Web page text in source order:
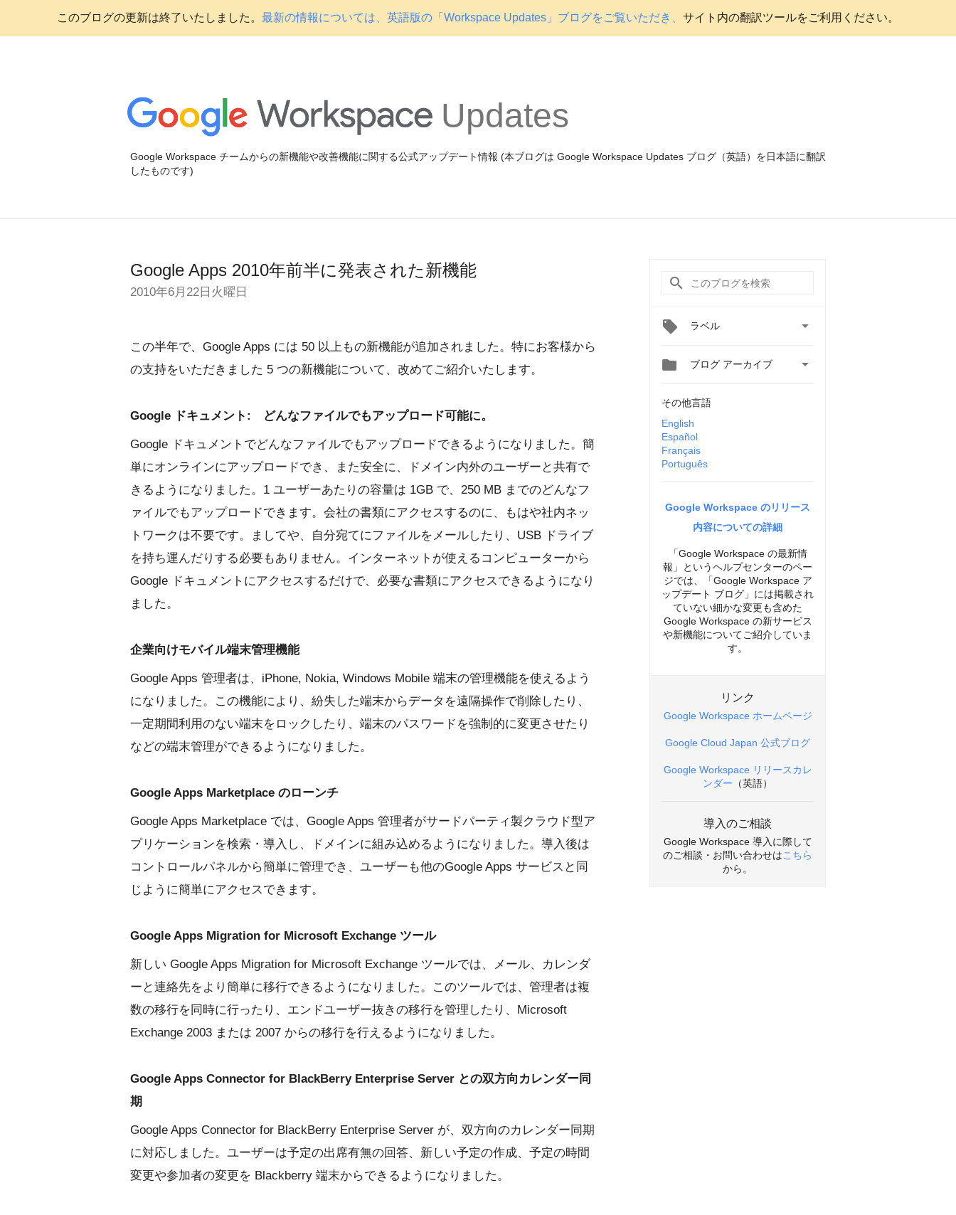
このブログの更新は終了いたしました。 最新の情報については、英語版の「Workspace Updates」ブログをご覧いただき、 サイト内の翻訳ツールをご利用ください。
Updates
Google Workspace チームからの新機能や改善機能に関する公式アップデート情報 (本ブログは Google Workspace Updates ブログ（英語）を日本語に翻訳
したものです)
Google Apps 2010年前半に発表された新機能
2010年6月22日火曜日
この半年で、Google Apps には 50 以上もの新機能が追加されました。特にお客様から
の支持をいただきました 5 つの新機能について、改めてご紹介いたします。
Google ドキュメント: どんなファイルでもアップロード可能に。
Google ドキュメントでどんなファイルでもアップロードできるようになりました。簡
単にオンラインにアップロードでき、また安全に、ドメイン内外のユーザーと共有で
きるようになりました。1 ユーザーあたりの容量は 1GB で、250 MB までのどんなフ
ァイルでもアップロードできます。会社の書類にアクセスするのに、もはや社内ネッ
トワークは不要です。ましてや、自分宛てにファイルをメールしたり、USB ドライブ
を持ち運んだりする必要もありません。インターネットが使えるコンピューターから
Google ドキュメントにアクセスするだけで、必要な書類にアクセスできるようになり
ました。
企業向けモバイル端末管理機能
Google Apps 管理者は、iPhone, Nokia, Windows Mobile 端末の管理機能を使えるよう
になりました。この機能により、紛失した端末からデータを遠隔操作で削除したり、
一定期間利用のない端末をロックしたり、端末のパスワードを強制的に変更させたり
などの端末管理ができるようになりました。
Google Apps Marketplace のローンチ
Google Apps Marketplace では、Google Apps 管理者がサードパーティ製クラウド型ア
プリケーションを検索・導入し、ドメインに組み込めるようになりました。導入後は
コントロールパネルから簡単に管理でき、ユーザーも他のGoogle Apps サービスと同
じように簡単にアクセスできます。
Google Apps Migration for Microsoft Exchange ツール
新しい Google Apps Migration for Microsoft Exchange ツールでは、メール、カレンダ
ーと連絡先をより簡単に移行できるようになりました。このツールでは、管理者は複
数の移行を同時に行ったり、エンドユーザー抜きの移行を管理したり、Microsoft
Exchange 2003 または 2007 からの移行を行えるようになりました。
Google Apps Connector for BlackBerry Enterprise Server との双方向カレンダー同
期
Google Apps Connector for BlackBerry Enterprise Server が、双方向のカレンダー同期
に対応しました。ユーザーは予定の出席有無の回答、新しい予定の作成、予定の時間
変更や参加者の変更を Blackberry 端末からできるようになりました。
ラベル 
 ブログ アーカイブ 
その他言語
English
Español
Français
Português
Google Workspace のリリース
内容についての詳細
「Google Workspace の最新情
報」というヘルプセンターのペー
ジでは、「Google Workspace ア
ップデート ブログ」には掲載され
ていない細かな変更も含めた
Google Workspace の新サービス
や新機能についてご紹介していま
す。
リンク
Google Workspace ホームページ
Google Cloud Japan 公式ブログ
Google Workspace リリースカレ
ンダー （英語）
導入のご相談
Google Workspace 導入に際して
のご相談・お問い合わせはこちら
から。